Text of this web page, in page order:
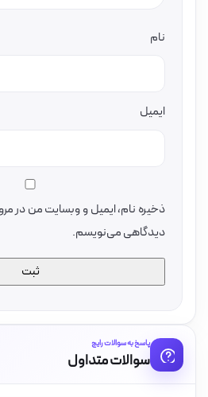
نام
ایمیل
ذخیره نام، ایمیل و وبسایت من در
دیدگاهی می‌نویسم.
پاسخ به سوالات رایج
سوالات متداول